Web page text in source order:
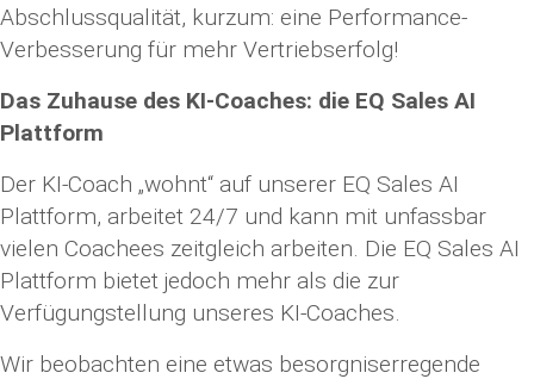
Abschlussqualität, kurzum: eine Performance-
Verbesserung für mehr Vertriebserfolg!
Das Zuhause des KI-Coaches: die EQ Sales AI
Plattform
Der KI-Coach „wohnt“ auf unserer EQ Sales AI
Plattform, arbeitet 24/7 und kann mit unfassbar
vielen Coachees zeitgleich arbeiten. Die EQ Sales AI
Plattform bietet jedoch mehr als die zur
Verfügungstellung unseres KI-Coaches.
Wir beobachten eine etwas besorgniserregende